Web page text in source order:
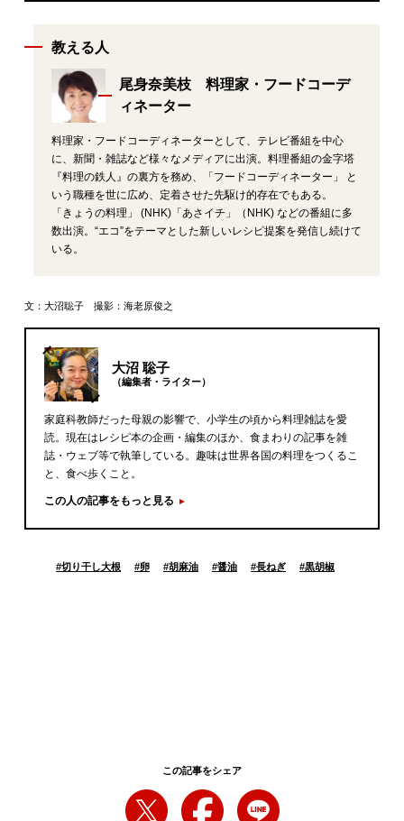
教える人
尾身奈美枝 料理家・フードコーデ
ィネーター
料理家・フードコーディネーターとして、テレビ番組を中心
に、新聞・雑誌など様々なメディアに出演。料理番組の金字塔
『料理の鉄人』の裏方を務め、「フードコーディネーター」 と
いう職種を世に広め、定着させた先駆け的存在でもある。
「きょうの料理」 (NHK)「あさイチ」（NHK) などの番組に多
数出演。“エコ”をテーマとした新しいレシピ提案を発信し続けて
いる。
文：大沼聡子 撮影：海老原俊之
大沼 聡子
（編集者・ライター）
家庭科教師だった母親の影響で、小学生の頃から料理雑誌を愛
読。現在はレシピ本の企画・編集のほか、食まわりの記事を雑
誌・ウェブ等で執筆している。趣味は世界各国の料理をつくるこ
と、食べ歩くこと。
この人の記事をもっと見る
#切り干し大根 #卵 #胡麻油 #醤油 #長ねぎ #黒胡椒
この記事をシェア